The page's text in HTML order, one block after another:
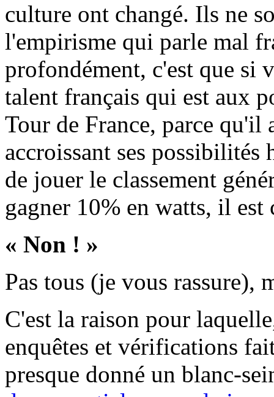
culture ont changé. Ils ne
l'empirisme qui parle mal
profondément, c'est que si
talent français qui est aux
Tour de France, parce qu'il
accroissant ses possibilités
de jouer le classement
gagner 10% en watts, il est
« Non ! »
Pas tous (je vous rassure),
C'est la raison pour
enquêtes et vérifications
presque donné un blanc-